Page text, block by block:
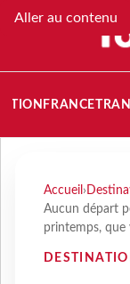
Aller au contenu
FRANCE
Accueil ›
Aucun départ
printemps, que